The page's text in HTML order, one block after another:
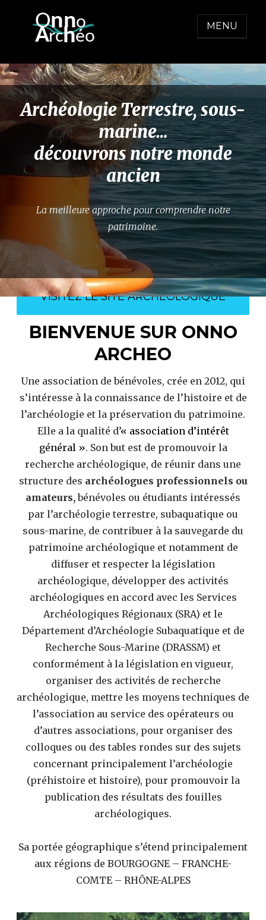
content
Onno
  A
rchéo
ONNO ARCHEO
MENU
Archéologie Terrestre, sous-
marine…
découvrons notre monde
ancien
La meilleure approche pour comprendre notre
patrimoine.
VISITEZ LE SITE ARCHÉOLOGIQUE
BIENVENUE SUR ONNO
ARCHEO
Une association de bénévoles, crée en 2012, qui
s’intéresse à la connaissance de l’histoire et de
l’archéologie et la préservation du patrimoine.
Elle a la qualité d’« association d’intérêt
général ». Son but est de promouvoir la
recherche archéologique, de réunir dans une
structure des archéologues professionnels ou
amateurs, bénévoles ou étudiants intéressés
par l’archéologie terrestre, subaquatique ou
sous-marine, de contribuer à la sauvegarde du
patrimoine archéologique et notamment de
diffuser et respecter la législation
archéologique, développer des activités
archéologiques en accord avec les Services
Archéologiques Régionaux (SRA) et le
Département d’Archéologie Subaquatique et de
Recherche Sous-Marine (DRASSM) et
conformément à la législation en vigueur,
organiser des activités de recherche
archéologique, mettre les moyens techniques de
l’association au service des opérateurs ou
d’autres associations, pour organiser des
colloques ou des tables rondes sur des sujets
concernant principalement l’archéologie
(préhistoire et histoire), pour promouvoir la
publication des résultats des fouilles
archéologiques.
Sa portée géographique s’étend principalement
aux régions de BOURGOGNE – FRANCHE-
COMTE – RHÔNE-ALPES